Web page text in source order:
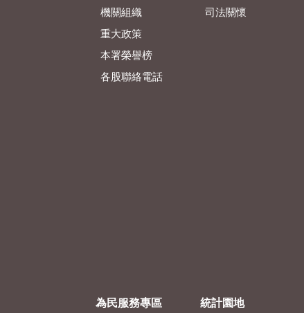
機關組織
重大政策
本署榮譽榜
各股聯絡電話
司法關懷
為民服務專區 統計園地